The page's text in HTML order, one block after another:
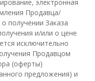
электронная
Продавца/
получении Заказа
и/или о цене
исключительно
Продавцом
(оферты)
предложения) и